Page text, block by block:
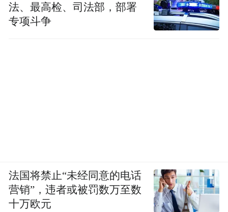
法、最高检、司法部，部署
专项斗争
法国将禁止“未经同意的电话
营销”，违者或被罚数万至数
十万欧元